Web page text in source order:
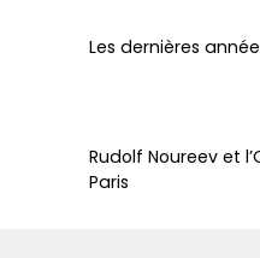
Les dernières
Rudolf Noureev et
Paris